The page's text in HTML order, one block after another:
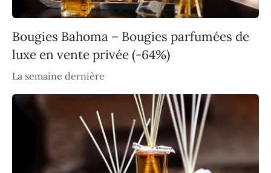
Bougies Bahoma – Bougies parfumées de
luxe en vente privée (-64%)
La semaine dernière